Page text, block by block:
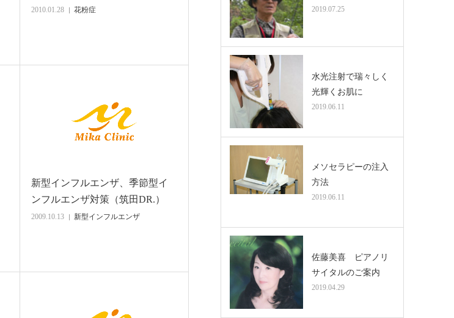
2010.01.28 花粉症
新型インフルエンザ、季節型イ
ンフルエンザ対策（筑田DR.）
2009.10.13 新型インフルエンザ
2019.07.25
水光注射で瑞々しく
光輝くお肌に
2019.06.11
メソセラピーの注入
方法
2019.06.11
佐藤美喜 ピアノリ
サイタルのご案内
2019.04.29